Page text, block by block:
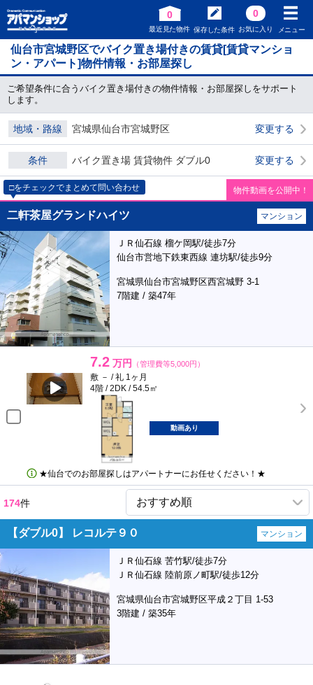
0
最近見た物件 保存した条件
0
お気に入り メニュー
仙台市宮城野区でバイク置き場付きの賃貸[賃貸マンショ
ン・アパート]物件情報・お部屋探し
ご希望条件に合うバイク置き場付きの物件情報・お部屋探しをサポート
します。
地域・路線 宮城県仙台市宮城野区 変更する
条件 バイク置き場 賃貸物件 ダブル0 変更する
□をチェックでまとめて問い合わせ 物件動画を公開中！
二軒茶屋グランドハイツ マンション
ＪＲ仙石線 榴ケ岡駅/徒歩7分
仙台市営地下鉄東西線 連坊駅/徒歩9分
宮城県仙台市宮城野区西宮城野 3-1
7階建 / 築47年
7.2 万円 （管理費等5,000円）
敷 － / 礼 1ヶ月
4階 / 2DK / 54.5㎡
動画あり
★仙台でのお部屋探しはアパートナーにお任せください！★
174件
【ダブル0】 レコルテ９０ マンション
ＪＲ仙石線 苦竹駅/徒歩7分
ＪＲ仙石線 陸前原ノ町駅/徒歩12分
宮城県仙台市宮城野区平成２丁目 1-53
3階建 / 築35年